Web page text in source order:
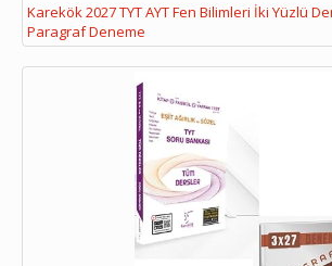
Karekök 2027 TYT AYT Fen Bilimleri İki Yüzlü
Paragraf Deneme